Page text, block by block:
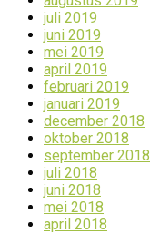
juli 2019
juni 2019
mei 2019
april 2019
februari 2019
januari 2019
december 2018
oktober 2018
september 2018
juli 2018
juni 2018
mei 2018
april 2018